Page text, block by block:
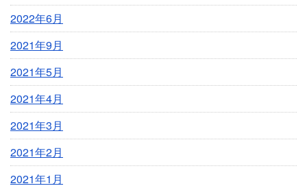
2022年6月
2021年9月
2021年5月
2021年4月
2021年3月
2021年2月
2021年1月